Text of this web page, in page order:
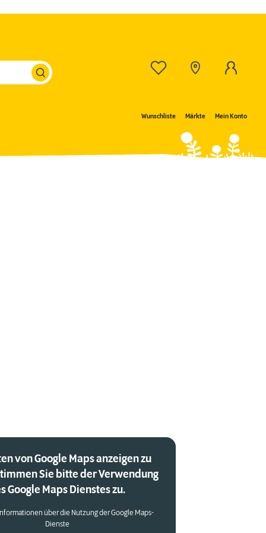
Wunschliste Märkte Mein Konto
von Google Maps anzeigen zu
Sie bitte der Verwendung
Google Maps Dienstes zu.
über die Nutzung der Google Maps-
Dienste